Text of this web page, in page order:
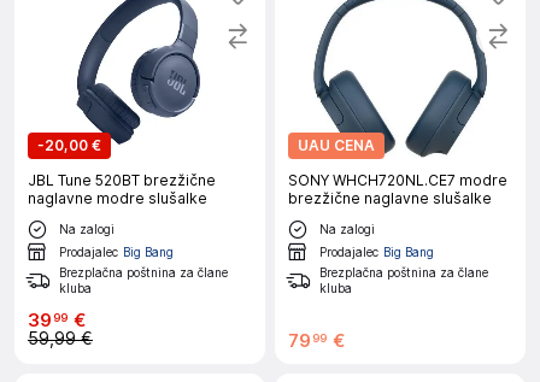
-20,00 €
JBL Tune 520BT brezžične
naglavne modre slušalke
Na zalogi
Prodajalec Big Bang
Brezplačna poštnina za člane
kluba
3999 €
59,99 €
UAU CENA
SONY WHCH720NL.CE7 modre
brezžične naglavne slušalke
Na zalogi
Prodajalec Big Bang
Brezplačna poštnina za člane
kluba
79 99 €